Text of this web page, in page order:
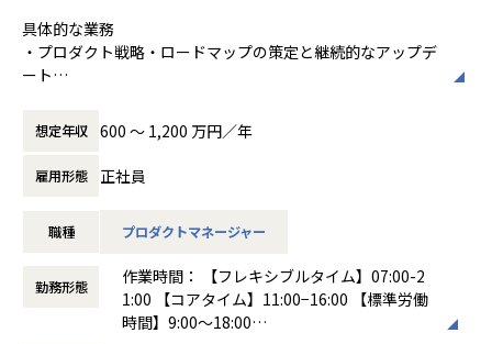
・チーム全体のAI活用ルール・ガバナンスの設計
組織
・開発組織の構造設計（開発 / データ / AI など）
・エンジニア育成（1on1、評価、目標設定）
このポジションならではの魅力
・技術と事業の両方に責任を持てる唯一のポジション
シリーズAフェーズで、技術戦略・組織設計・アーキテ
具体的な業務
・プロダクト戦略・ロードマップの策定と継続的なアップデ
ート
Document）の作成
・プロダクトバックログの優先度整理と進行管理
・エンジニア・デザイナーとのクロスファンクショナルな開
発推進
・SQLを用いたデータ抽出・分析による定量的な意思決定支
プロダクト開発全般
想定年収 600 〜 1,200 万円／年
雇用形態 正社員
職種 プロダクトマネージャー
勤務形態
作業時間： 【フレキシブルタイム】07:00-2
1:00 【コアタイム】11:00−16:00 【標準労働
時間】9:00〜18:00